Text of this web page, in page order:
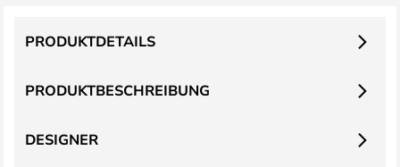
PRODUKTBESCHREIBUNG
PRODUKTDETAILS
DESIGNER